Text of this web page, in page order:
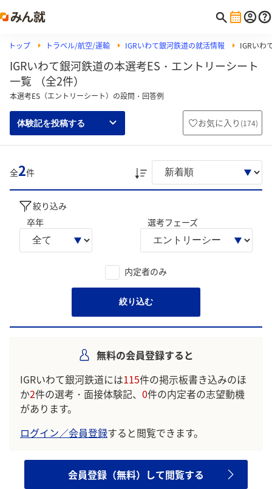
トップ トラベル/航空/運輸 IGRいわて銀河鉄道の就活情報 IGRいわ
IGRいわて銀河鉄道の本選考ES・エントリーシート
一覧 （全2件）
本選考ES（エントリーシート）の設問・回答例
体験記を投稿する お気に入り (174)
全2件
絞り込み
卒年
選考フェーズ
内定者のみ
絞り込む
無料の会員登録すると
IGRいわて銀河鉄道には115件の掲示板書き込みのほ
か2件の選考・面接体験記、 0件の内定者の志望動機
があります。
ログイン／会員登録すると閲覧できます。
会員登録（無料）して閲覧する